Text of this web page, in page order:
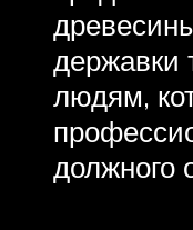
державки
людям,
должного